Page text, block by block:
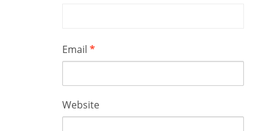
Email *
Website